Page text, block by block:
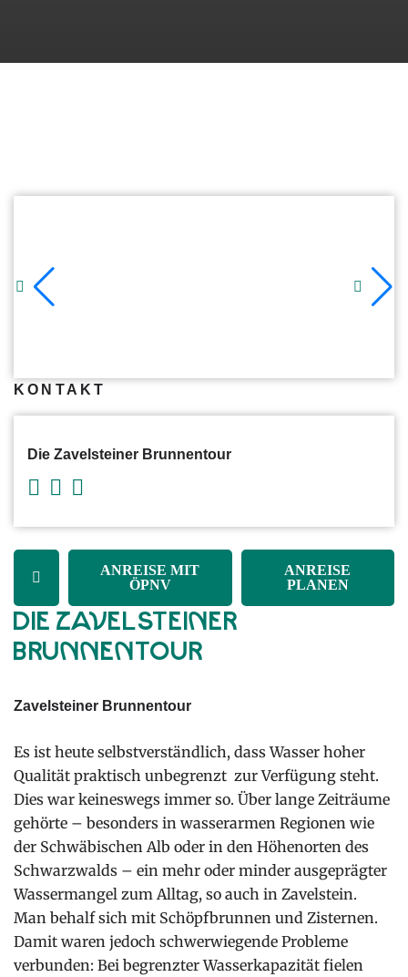
KONTAKT
Die Zavelsteiner Brunnentour
ANREISE MIT
ÖPNV
ANREISE
PLANEN
Die Zavelsteiner
Brunnentour
Zavelsteiner Brunnentour
Es ist heute selbstverständlich, dass Wasser hoher
Qualität praktisch unbegrenzt zur Verfügung steht.
Dies war keineswegs immer so. Über lange Zeiträume
gehörte – besonders in wasserarmen Regionen wie
der Schwäbischen Alb oder in den Höhenorten des
Schwarzwalds – ein mehr oder minder ausgeprägter
Wassermangel zum Alltag, so auch in Zavelstein.
Man behalf sich mit Schöpfbrunnen und Zisternen.
Damit waren jedoch schwerwiegende Probleme
verbunden: Bei begrenzter Wasserkapazität fielen